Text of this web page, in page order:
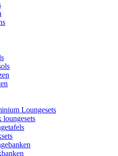
Loungesets
loungesets